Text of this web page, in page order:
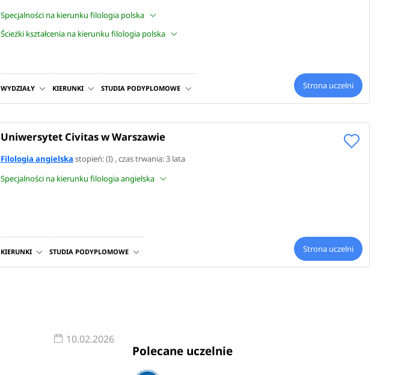
Specjalności na kierunku filologia polska
Ścieżki kształcenia na kierunku filologia polska
WYDZIAŁY KIERUNKI STUDIA PODYPLOMOWE Strona uczelni
Uniwersytet Civitas w Warszawie
Filologia angielska stopień: (I) , czas trwania: 3 lata
Specjalności na kierunku filologia angielska
KIERUNKI STUDIA PODYPLOMOWE Strona uczelni
10.02.2026
Polecane uczelnie